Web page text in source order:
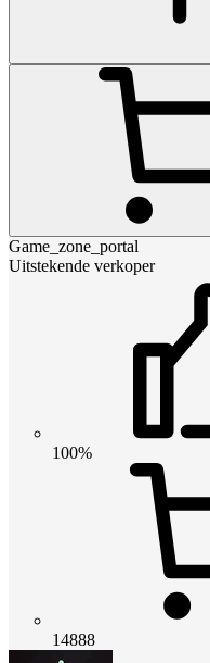
Game_zone_portal
Uitstekende verkoper
100%
14888